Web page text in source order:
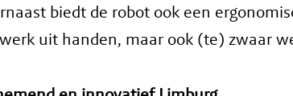
biedt de robot ook een
uit handen, maar ook (te) zwaar